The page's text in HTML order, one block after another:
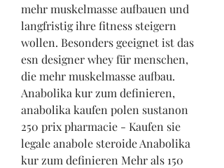
mehr muskelmasse aufbauen und
langfristig ihre fitness steigern
wollen. Besonders geeignet ist das
esn designer whey für menschen,
die mehr muskelmasse aufbau.
Anabolika kur zum definieren,
anabolika kaufen polen sustanon
250 prix pharmacie - Kaufen sie
legale anabole steroide Anabolika
kur zum definieren Mehr als 150